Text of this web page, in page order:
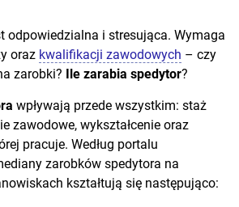
odpowiedzialna i stresująca. Wymaga
oraz kwalifikacji zawodowych – czy
zarobki? Ile zarabia spedytor?
wpływają przede wszystkim: staż
zawodowe, wykształcenie oraz
pracuje. Według portalu
zarobków spedytora na
kształtują się następująco: